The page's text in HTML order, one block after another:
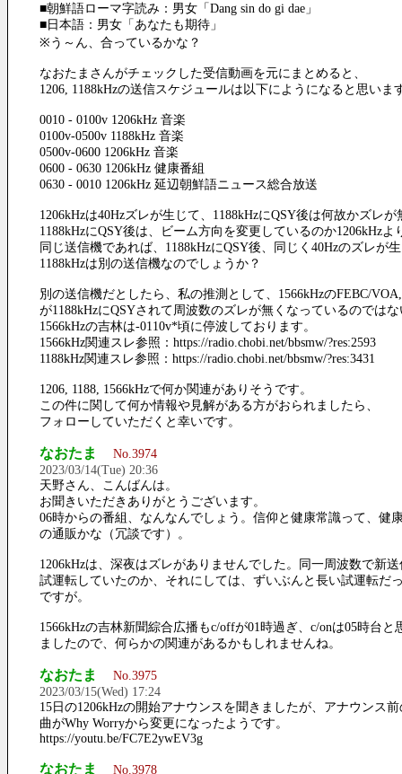
■朝鮮語ローマ字読み：男女「Dang sin do gi dae」
■日本語：男女「あなたも期待」
※う～ん、合っているかな？
なおたまさんがチェックした受信動画を元にまとめると、
1206, 1188kHzの送信スケジュールは以下にようになると思いま
0010 - 0100v 1206kHz 音楽
0100v-0500v 1188kHz 音楽
0500v-0600 1206kHz 音楽
0600 - 0630 1206kHz 健康番組
0630 - 0010 1206kHz 延辺朝鮮語ニュース総合放送
1206kHzは40Hzズレが生じて、1188kHzにQSY後は何故かズレ
1188kHzにQSY後は、ビーム方向を変更しているのか1206kHz
同じ送信機であれば、1188kHzにQSY後、同じく40Hzのズレ
1188kHzは別の送信機なのでしょうか？
別の送信機だとしたら、私の推測として、1566kHzのFEBC/
が1188kHzにQSYされて周波数のズレが無くなっているのでは
1566kHzの吉林は-0110v*頃に停波しております。
1566kHz関連スレ参照：https://radio.chobi.net/bbsmw/?res:2593
1188kHz関連スレ参照：https://radio.chobi.net/bbsmw/?res:3431
1206, 1188, 1566kHzで何か関連がありそうです。
この件に関して何か情報や見解がある方がおられましたら、
フォローしていただくと幸いです。
なおたま
No.3974
2023/03/14(Tue) 20:36
天野さん、こんばんは。
お聞きいただきありがとうございます。
06時からの番組、なんなんでしょう。信仰と健康常識って、健
の通販かな（冗談です）。
1206kHzは、深夜はズレがありませんでした。同一周波数で新
試運転していたのか、それにしては、ずいぶんと長い試運転だ
ですが。
1566kHzの吉林新聞綜合広播もc/offが01時過ぎ、c/onは05時台と
ましたので、何らかの関連があるかもしれませんね。
なおたま
No.3975
2023/03/15(Wed) 17:24
15日の1206kHzの開始アナウンスを聞きましたが、アナウンス前
曲がWhy Worryから変更になったようです。
https://youtu.be/FC7E2ywEV3g
なおたま
No.3978